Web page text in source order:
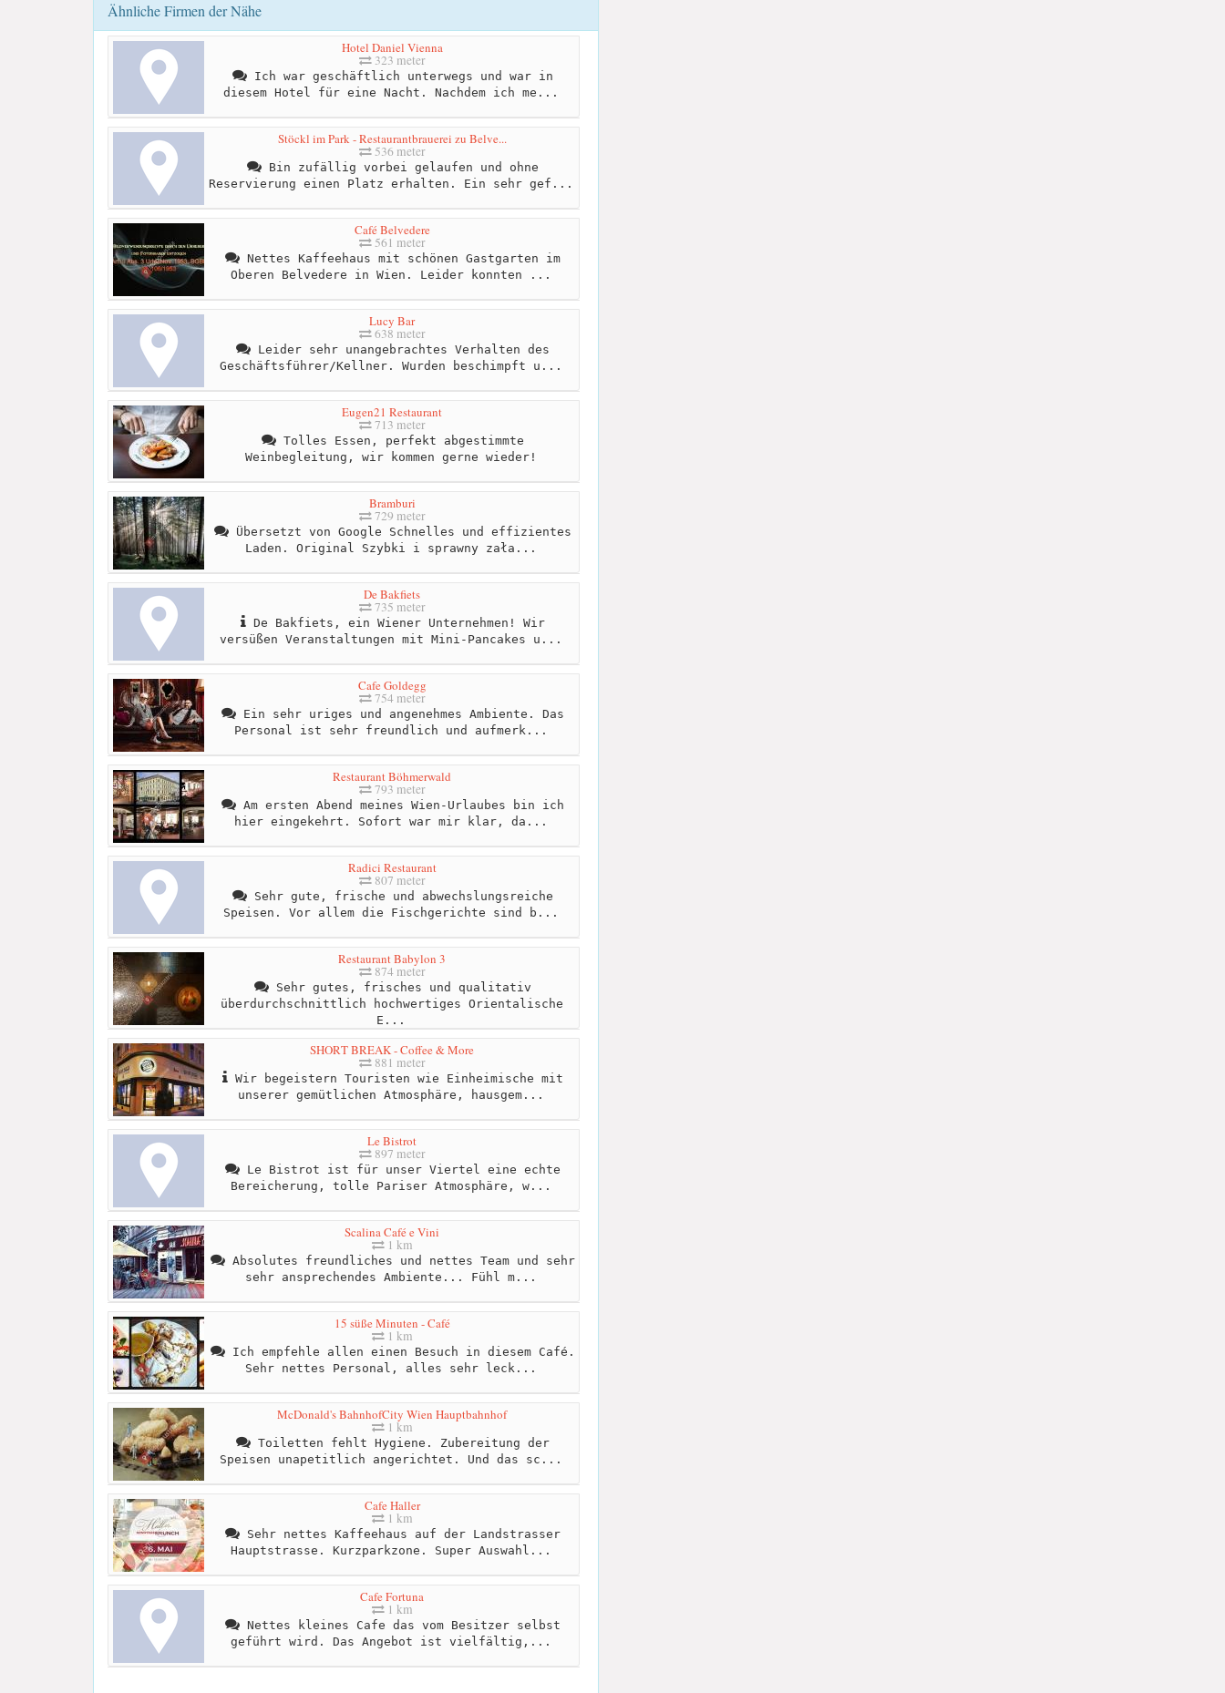
Ähnliche Firmen der Nähe
Hotel Daniel Vienna
323 meter
Ich war geschäftlich unterwegs und war in
diesem Hotel für eine Nacht. Nachdem ich me...
Stöckl im Park - Restaurantbrauerei zu Belve...
536 meter
Bin zufällig vorbei gelaufen und ohne
Reservierung einen Platz erhalten. Ein sehr gef...
Café Belvedere
561 meter
Nettes Kaffeehaus mit schönen Gastgarten im
Oberen Belvedere in Wien. Leider konnten ...
Lucy Bar
638 meter
Leider sehr unangebrachtes Verhalten des
Geschäftsführer/Kellner. Wurden beschimpft u...
Eugen21 Restaurant
713 meter
Tolles Essen, perfekt abgestimmte
Weinbegleitung, wir kommen gerne wieder!
Bramburi
729 meter
Übersetzt von Google Schnelles und effizientes
Laden. Original Szybki i sprawny zała...
De Bakfiets
735 meter
De Bakfiets, ein Wiener Unternehmen! Wir
versüßen Veranstaltungen mit Mini-Pancakes u...
Cafe Goldegg
754 meter
Ein sehr uriges und angenehmes Ambiente. Das
Personal ist sehr freundlich und aufmerk...
Restaurant Böhmerwald
793 meter
Am ersten Abend meines Wien-Urlaubes bin ich
hier eingekehrt. Sofort war mir klar, da...
Radici Restaurant
807 meter
Sehr gute, frische und abwechslungsreiche
Speisen. Vor allem die Fischgerichte sind b...
Restaurant Babylon 3
874 meter
Sehr gutes, frisches und qualitativ
überdurchschnittlich hochwertiges Orientalische
E...
SHORT BREAK - Coffee & More
881 meter
Wir begeistern Touristen wie Einheimische mit
unserer gemütlichen Atmosphäre, hausgem...
Le Bistrot
897 meter
Le Bistrot ist für unser Viertel eine echte
Bereicherung, tolle Pariser Atmosphäre, w...
Scalina Café e Vini
1 km
Absolutes freundliches und nettes Team und sehr
sehr ansprechendes Ambiente... Fühl m...
15 süße Minuten - Café
1 km
Ich empfehle allen einen Besuch in diesem Café.
Sehr nettes Personal, alles sehr leck...
McDonald's BahnhofCity Wien Hauptbahnhof
1 km
Toiletten fehlt Hygiene. Zubereitung der
Speisen unapetitlich angerichtet. Und das sc...
Cafe Haller
1 km
Sehr nettes Kaffeehaus auf der Landstrasser
Hauptstrasse. Kurzparkzone. Super Auswahl...
Cafe Fortuna
1 km
Nettes kleines Cafe das vom Besitzer selbst
geführt wird. Das Angebot ist vielfältig,...